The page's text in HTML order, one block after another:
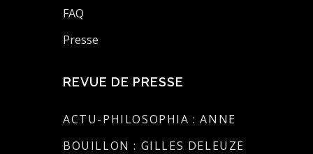
FAQ
Presse
REVUE DE PRESSE
ACTU-PHILOSOPHIA : ANNE
BOUILLON : GILLES DELEUZE